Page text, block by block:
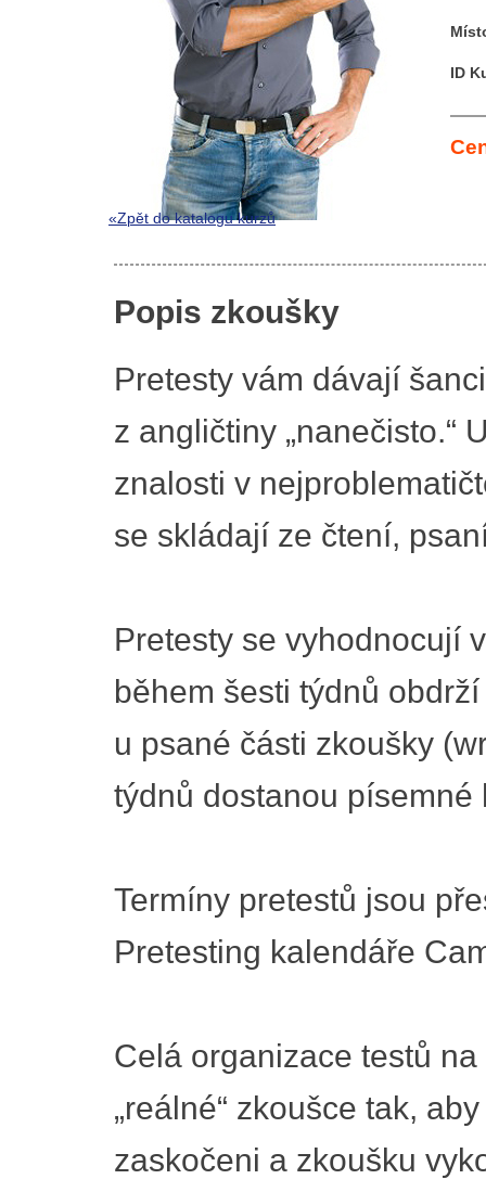
ID
«Zpět do katalogu kurzů
Popis zkoušky
Pretesty vám dávají
z angličtiny „nanečisto.“
znalosti v
se skládají ze čtení,
Pretesty se vyhodnocují
během šesti týdnů
u psané části zkoušky
týdnů dostanou
Termíny pretestů jsou
Pretesting kalendáře
Celá organizace testů
„reálné“ zkoušce tak,
zaskočeni a zkoušku